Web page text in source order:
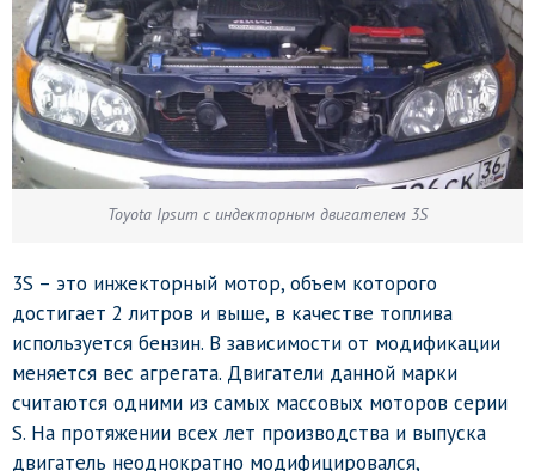
Toyota Ipsum с индекторным двигателем 3S
3S – это инжекторный мотор, объем которого
достигает 2 литров и выше, в качестве топлива
используется бензин. В зависимости от модификации
меняется вес агрегата. Двигатели данной марки
считаются одними из самых массовых моторов серии
S. На протяжении всех лет производства и выпуска
двигатель неоднократно модифицировался,